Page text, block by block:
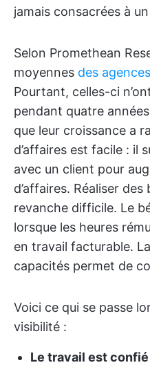
jamais consacrées à
Selon Promethean
moyennes des
Pourtant, celles-ci
pendant quatre
que leur croissance a
d’affaires est facile : il
avec un client pour
d’affaires. Réaliser
revanche difficile. Le
lorsque les heures
en travail facturable.
capacités permet de
Voici ce qui se passe
visibilité :
Le travail est